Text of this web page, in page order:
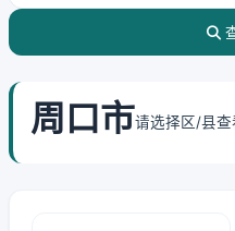
周口市请选择区/县查